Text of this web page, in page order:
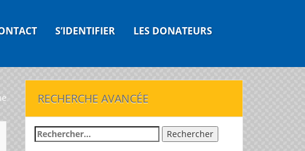
S’IDENTIFIER LES DONATEURS
RECHERCHE AVANCÉE
Rechercher :